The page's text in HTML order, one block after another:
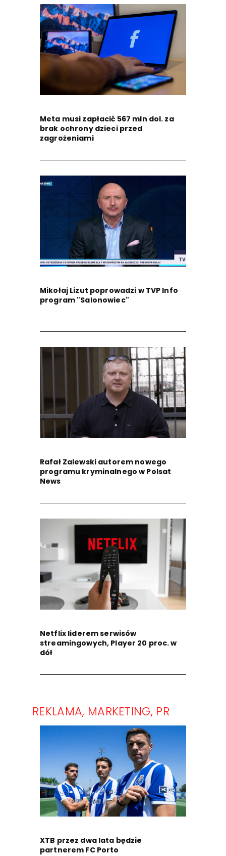
Meta musi zapłacić 567 mln dol. za
brak ochrony dzieci przed
zagrożeniami
Mikołaj Lizut poprowadzi w TVP Info
program "Salonowiec"
Rafał Zalewski autorem nowego
programu kryminalnego w Polsat
News
Netflix liderem serwisów
streamingowych, Player 20 proc. w
dół
REKLAMA, MARKETING, PR
XTB przez dwa lata będzie
partnerem FC Porto